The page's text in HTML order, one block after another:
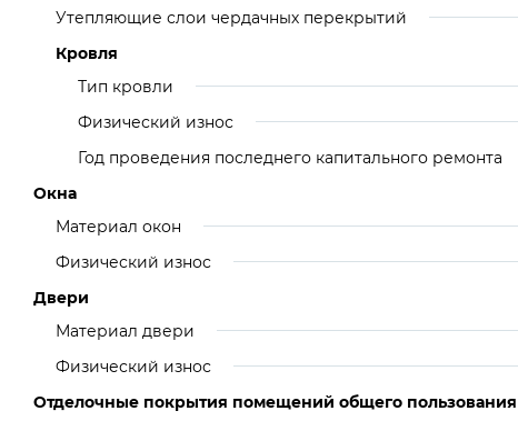
Утепляющие слои чердачных перекрытий
Кровля
Тип кровли
Физический износ
Год проведения последнего капитального ремонта
Окна
Материал окон
Физический износ
Двери
Материал двери
Физический износ
Отделочные покрытия помещений общего пользования